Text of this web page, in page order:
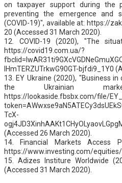
on taxpayer support during the
preventing the emergence and
(COVID-19)", available at: https://
20 (Accessed 31 March 2020).
12. COVID-19 (2020), "The
https://covid19.com.ua/?
IHmTERZUTrkwG90GT-bjfdi9_1Y0
13. EY Ukraine (2020), "Business
the Ukrainian
https://lookaside.fbsbx.com/file/
TcX-
(Accessed 26 March 2020).
14. Financial Markets Access
https://www.investing.com/equities/
15. Adizes Institure Worldwide
(Accessed 31 March 2020).